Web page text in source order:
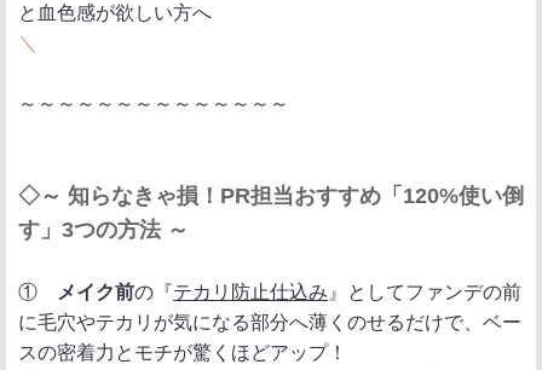
と血色感が欲しい方へ
＼
～～～～～～～～～～～～～～
◇～ 知らなきゃ損！PR担当おすすめ「120%使い倒
す」3つの方法 ～
① メイク前の『テカリ防止仕込み 』としてファンデの前
に毛穴やテカリが気になる部分へ薄くのせるだけで、ベー
スの密着力とモチが驚くほどアップ！